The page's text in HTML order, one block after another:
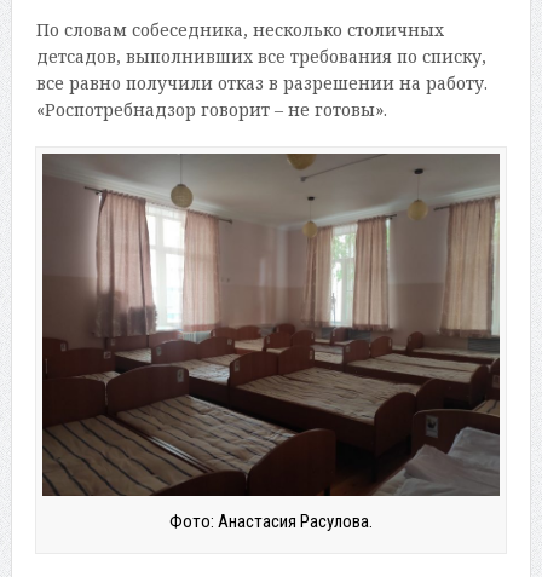
По словам собеседника, несколько столичных
детсадов, выполнивших все требования по списку,
все равно получили отказ в разрешении на работу.
«Роспотребнадзор говорит – не готовы».
Фото: Анастасия Расулова.